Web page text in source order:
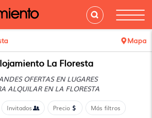
Mapa
La Floresta
OFERTAS EN LUGARES
ALQUILAR EN LA FLORESTA
Invitados Precio Más filtros